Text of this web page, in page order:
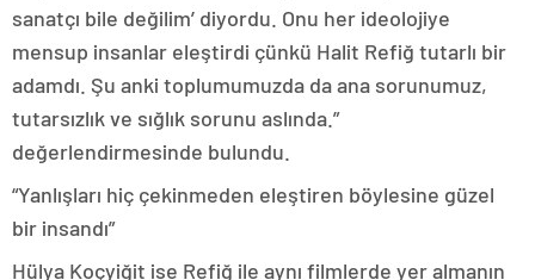
sanatçı bile değilim’ diyordu. Onu her ideolojiye
mensup insanlar eleştirdi çünkü Halit Refiğ tutarlı bir
adamdı. Şu anki toplumumuzda da ana sorunumuz,
tutarsızlık ve sığlık sorunu aslında.”
değerlendirmesinde bulundu.
“Yanlışları hiç çekinmeden eleştiren böylesine güzel
bir insandı”
Hülya Koçyiğit ise Refiğ ile aynı filmlerde yer almanın